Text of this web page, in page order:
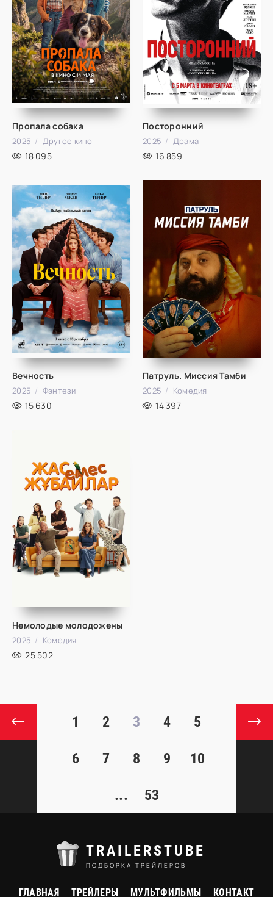
Пропала собака
2025 Другое кино
18 095
Посторонний
2025 Драма
16 859
Вечность
2025 Фэнтези
15 630
Патруль. Миссия Тамби
2025 Комедия
14 397
Немолодые молодожены
2025 Комедия
25 502
1 2 3 4 5
6 7 8 9 10
... 53
TRAILERSTUBE
ПОДБОРКА ТРЕЙЛЕРОВ
ГЛАВНАЯ ТРЕЙЛЕРЫ МУЛЬТФИЛЬМЫ КОНТАКТ